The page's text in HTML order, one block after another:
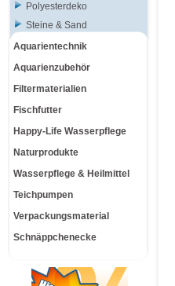
Polyesterdeko
Steine & Sand
Aquarientechnik
Aquarienzubehör
Filtermaterialien
Fischfutter
Happy-Life Wasserpflege
Naturprodukte
Wasserpflege & Heilmittel
Teichpumpen
Verpackungsmaterial
Schnäppchenecke